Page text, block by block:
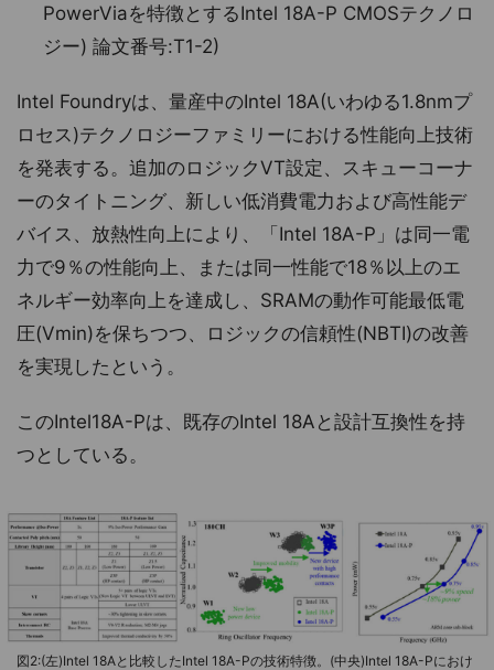
PowerViaを特徴とするIntel 18A-P CMOSテクノロ
ジー) 論文番号:T1-2)
Intel Foundryは、量産中のIntel 18A(いわゆる1.8nmプ
ロセス)テクノロジーファミリーにおける性能向上技術
を発表する。追加のロジックVT設定、スキューコーナ
ーのタイトニング、新しい低消費電⼒および高性能デ
バイス、放熱性向上により、「Intel 18A-P」は同⼀電
力で9％の性能向上、または同⼀性能で18％以上のエ
ネルギー効率向上を達成し、SRAMの動作可能最低電
圧(Vmin)を保ちつつ、ロジックの信頼性(NBTI)の改善
を実現したという。
このIntel18A-Pは、既存のIntel 18Aと設計互換性を持
つとしている。
図2:(左)Intel 18Aと比較したIntel 18A-Pの技術特徴。(中央)Intel 18A-Pにおけ